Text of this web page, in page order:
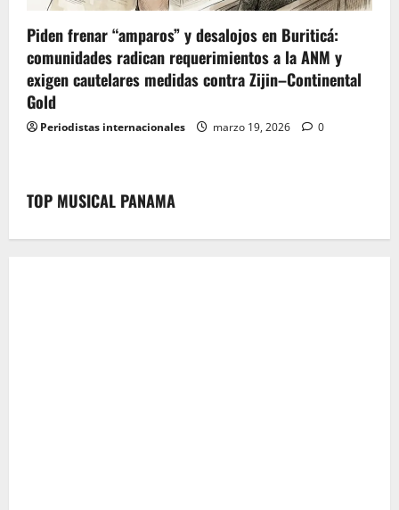
Piden frenar “amparos” y desalojos en Buriticá:
comunidades radican requerimientos a la ANM y
exigen cautelares medidas contra Zijin–Continental
Gold
Periodistas internacionales marzo 19, 2026 0
TOP MUSICAL PANAMA